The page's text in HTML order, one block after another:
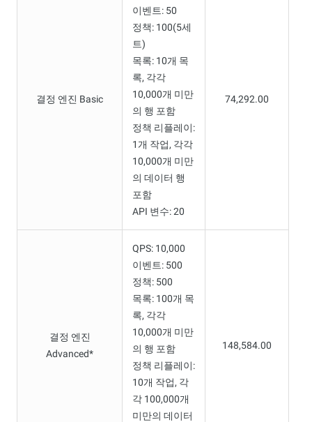
결정 엔진 Basic
이벤트: 50
정책: 100(5세
트)
목록: 10개 목
록, 각각
10,000개 미만
의 행 포함
정책 리플레이:
1개 작업, 각각
10,000개 미만
의 데이터 행
포함
API 변수: 20
74,292.00
결정 엔진
Advanced*
QPS: 10,000
이벤트: 500
정책: 500
목록: 100개 목
록, 각각
10,000개 미만
의 행 포함
정책 리플레이:
10개 작업, 각
각 100,000개
미만의 데이터
148,584.00